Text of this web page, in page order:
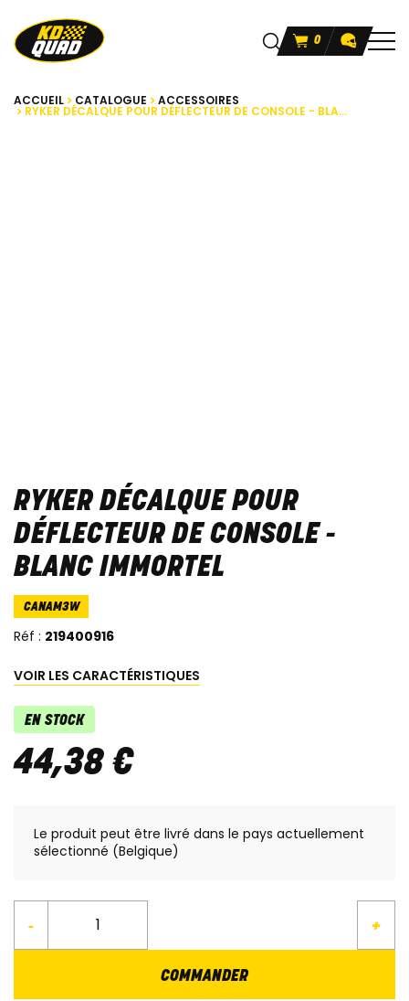
0
ACCUEIL CATALOGUE ACCESSOIRES
RYKER DÉCALQUE POUR DÉFLECTEUR DE CONSOLE - BLA...
RYKER DÉCALQUE POUR
DÉFLECTEUR DE CONSOLE -
BLANC IMMORTEL
CANAM3W
Réf : 219400916
VOIR LES CARACTÉRISTIQUES
EN STOCK
44,38 €
Le produit peut être livré dans le pays actuellement
sélectionné (Belgique)
- +
COMMANDER